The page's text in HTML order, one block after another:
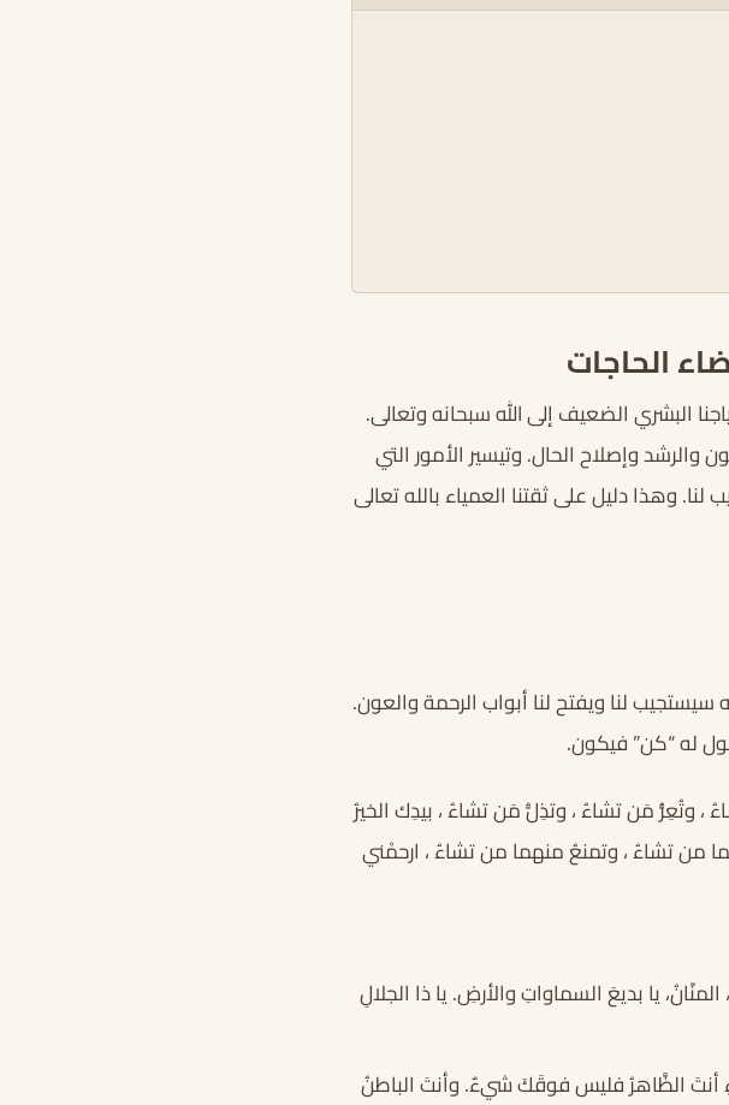
الحاجات
البشري الضعيف إلى الله سبحانه وتعالى.
والرشد وإصلاح الحال. وتيسير الأمور التي
وهذا دليل على ثقتنا العمياء بالله تعالى
سيستجيب لنا ويفتح لنا أبواب الرحمة والعون.
له “كن” فيكون.
وتُعِزُّ مَن تشاءُ ، وتذِلُّ مَن تشاءُ ، بيدِك الخيرُ
من تشاءُ ، وتمنعُ منهما من تشاءُ ، ارحمْني
يا بديعَ السماواتِ والأرضِ. يا ذا الجلالِ
أنتَ الظَّاهرُ فليس فوقَكَ شيءٌ. وأنتَ الباطنُ